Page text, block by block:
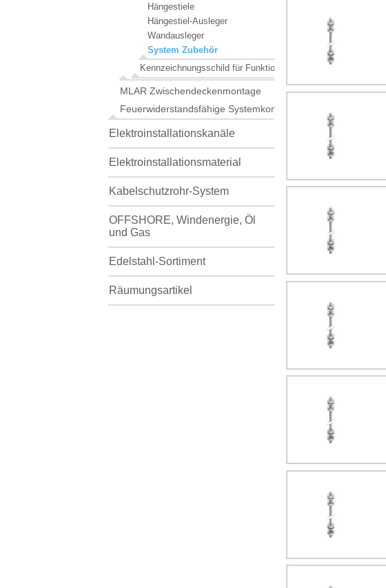
Hängestiele
Hängestiel-Ausleger
Wandausleger
System Zubehör
Kennzeichnungsschild für Funktionserhalt
MLAR Zwischendeckenmontage
Feuerwiderstandsfähige Systemkomponenten
Elektroinstallationskanäle
Elektroinstallationsmaterial
Kabelschutzrohr-System
OFFSHORE, Windenergie, Öl
und Gas
Edelstahl-Sortiment
Räumungsartikel